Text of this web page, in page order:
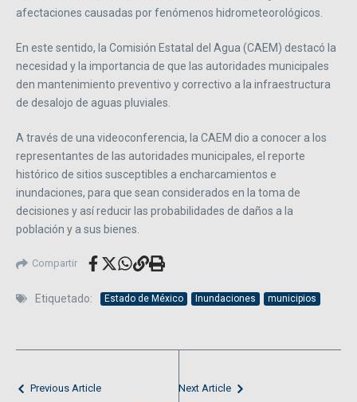
afectaciones causadas por fenómenos hidrometeorológicos.
En este sentido, la Comisión Estatal del Agua (CAEM) destacó la
necesidad y la importancia de que las autoridades municipales
den mantenimiento preventivo y correctivo a la infraestructura
de desalojo de aguas pluviales.
A través de una videoconferencia, la CAEM dio a conocer a los
representantes de las autoridades municipales, el reporte
histórico de sitios susceptibles a encharcamientos e
inundaciones, para que sean considerados en la toma de
decisiones y así reducir las probabilidades de daños a la
población y a sus bienes.
Compartir
Etiquetado: Estado de México Inundaciones municipios
Previous Article Next Article